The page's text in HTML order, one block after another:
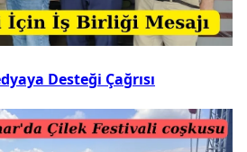
Desteği Çağrısı